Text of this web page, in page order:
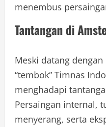
menembus
Tantangan di
Meski datang
“tembok” Timnas
menghadapi
Persaingan internal,
menyerang, serta